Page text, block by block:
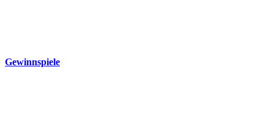
Gewinnspiele